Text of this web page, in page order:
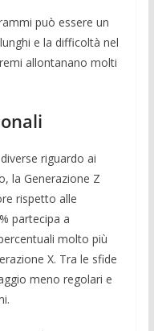
può essere un
e la difficoltà nel
allontanano molti
riguardo ai
la Generazione Z
rispetto alle
partecipa a
molto più
X. Tra le sfide
meno regolari e